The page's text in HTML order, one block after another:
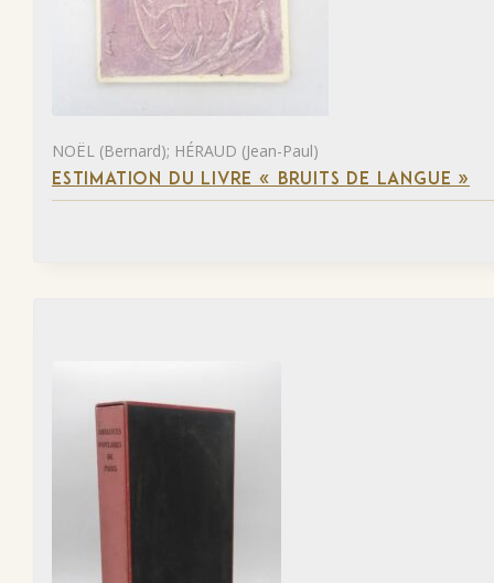
NOËL (Bernard); HÉRAUD (Jean-Paul)
ESTIMATION DU LIVRE « BRUITS DE LANGUE »